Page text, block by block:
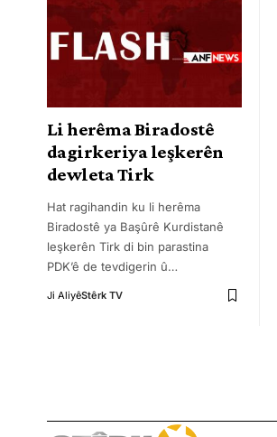
Li herêma Biradostê
dagirkeriya leşkerên
dewleta Tirk
Hat ragihandin ku li herêma
Biradostê ya Başûrê Kurdistanê
leşkerên Tirk di bin parastina
PDK’ê de tevdigerin û…
Ji AliyêStêrk TV